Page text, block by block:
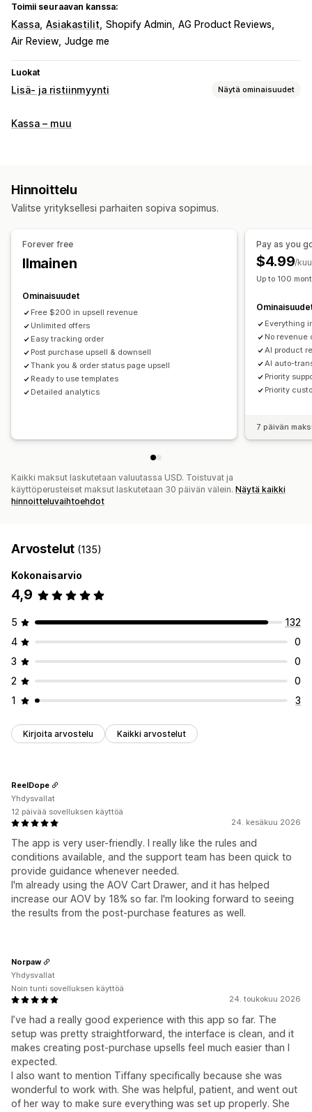
Toimii seuraavan kanssa:
Kassa Asiakastilit Shopify Admin AG Product Reviews
Air Review Judge me
Luokat
Lisä- ja ristiinmyynti Näytä ominaisuudet
Mukautukset
Tarjoukset ja suositukset
Tuotesuositukset
Tekoälysuositukset
Konversioasteet
Kassa – muu
Hinnoittelu
Valitse yrityksellesi parhaiten sopiva sopimus.
Forever free
Ilmainen
Ominaisuudet
Free $200 in upsell revenue
Unlimited offers
Easy tracking order
Post purchase upsell & downsell
Thank you & order status page upsell
Ready to use templates
Detailed analytics
Pay as you
$4.99/
Up to 100
Everything
No
AI product
AI auto-
Priority
Priority
7 päivän
Kaikki maksut laskutetaan valuutassa USD. Toistuvat ja
käyttöperusteiset maksut laskutetaan 30 päivän välein. Näytä kaikki
hinnoitteluvaihtoehdot
Arvostelut (135)
Kokonaisarvio
4,9
5
132
4
0
3
0
2
0
1
3
Kirjoita arvostelu Kaikki arvostelut
24. kesäkuu 2026
The app is very user-friendly. I really like the rules and
conditions available, and the support team has been quick to
provide guidance whenever needed.
I'm already using the AOV Cart Drawer, and it has helped
increase our AOV by 18% so far. I'm looking forward to seeing
the results from the post-purchase features as well.
ReelDope
Yhdysvallat
12 päivää sovelluksen käyttöä
24. toukokuu 2026
I’ve had a really good experience with this app so far. The
setup was pretty straightforward, the interface is clean, and it
makes creating post-purchase upsells feel much easier than I
expected.
I also want to mention Tiffany specifically because she was
wonderful to work with. She was helpful, patient, and went out
of her way to make sure everything was set up properly. She
Norpaw
Yhdysvallat
Noin tunti sovelluksen käyttöä